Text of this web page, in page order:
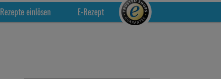
Rezepte einlösen E-Rezept